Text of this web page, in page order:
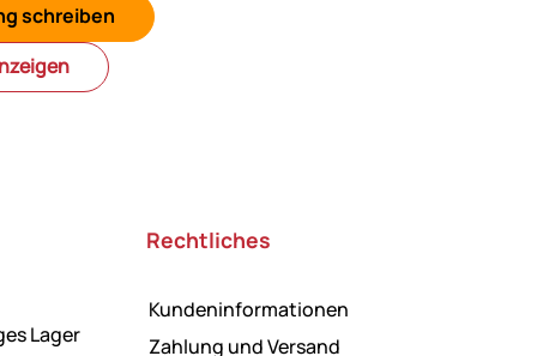
schreiben
Lager
Rechtliches
Kundeninformationen
Zahlung und Versand